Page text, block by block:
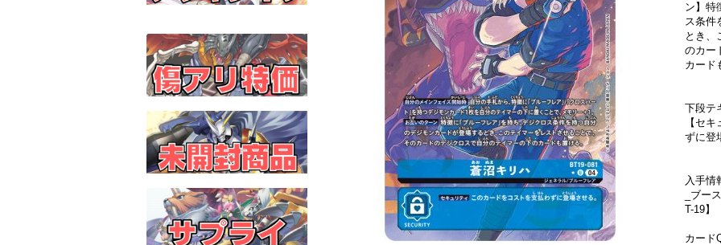
ン】特
ス条件
とき、
のカー
カード
下段テ
【セ
ずに登
入手情
_ブー
T-19】
カード